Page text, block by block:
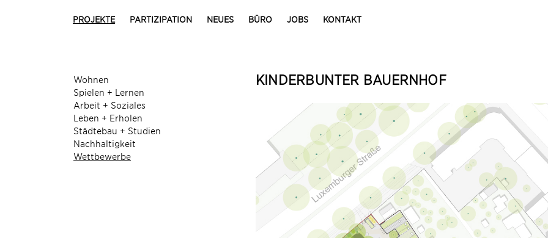
PROJEKTE PARTIZIPATION NEUES BÜRO JOBS KONTAKT
Wohnen
Spielen + Lernen
Arbeit + Soziales
Leben + Erholen
Städtebau + Studien
Nachhaltigkeit
Wettbewerbe
KINDERBUNTER BAUERNHOF